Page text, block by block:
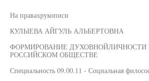
На правахрукописи
КУЛЫЕВА АЙГУЛЬ АЛЬБЕРТОВНА
ФОРМИРОВАНИЕ
РОССИЙСКОМ ОБЩЕСТВЕ
Специальность 09.00.11 - Социальная